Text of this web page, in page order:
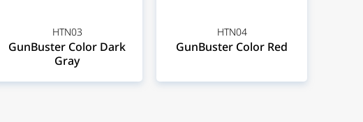
HTN03
GunBuster Color Dark
Gray
HTN04
GunBuster Color Red